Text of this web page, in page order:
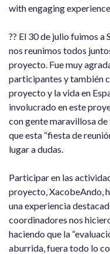
with engaging
?? El 30 de julio fuimos
nos reunimos todos
proyecto. Fue muy
participantes y también
proyecto y la vida en
involucrado en este
con gente maravillosa
que esta “fiesta de
lugar a dudas.
Participar en las
proyecto, XacobeAndo,
una experiencia
coordinadores nos
haciendo que la
aburrida, fuera todo lo